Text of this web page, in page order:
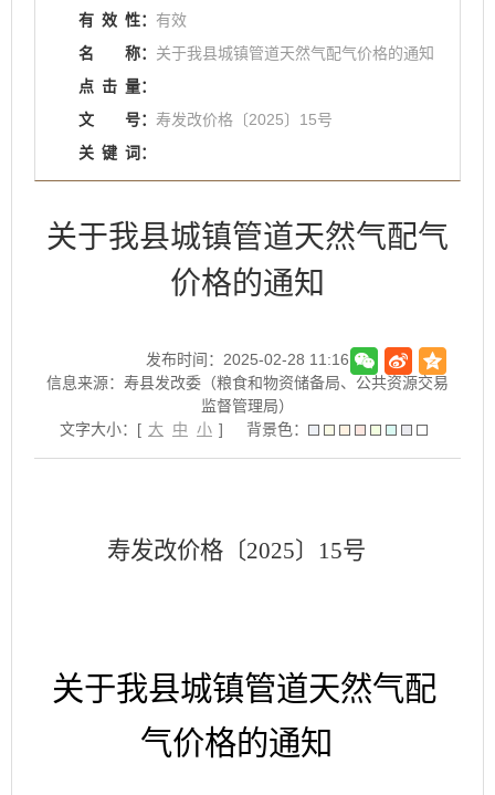
有 效 性： 有效
名
称： 关于我县城镇管道天然气配气价格的通知
点 击 量：
文
号： 寿发改价格〔2025〕15号
关 键 词：
关于我县城镇管道天然气配气
价格的通知
发布时间：2025-02-28 11:16
信息来源：寿县发改委（粮食和物资储备局、公共资源交易
监督管理局）
文字大小：[ 大 中 小 ] 背景色：
寿发改价格〔2025〕 15号
关于我县城镇管道天然气配
气价格的通知